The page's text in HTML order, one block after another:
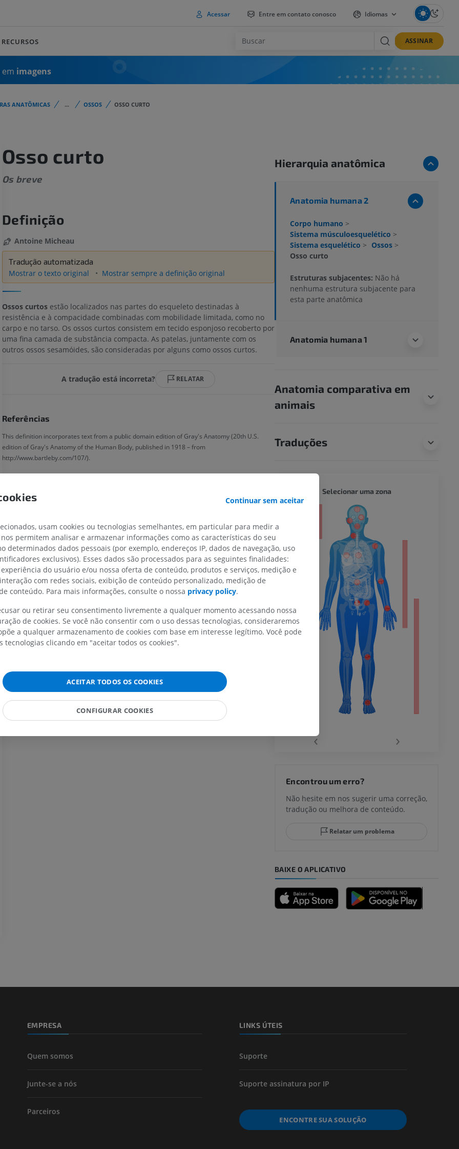
Acessar Entre em contato conosco Idiomas
RECURSOS ASSINAR
imagens
ANATÔMICAS ... OSSOS OSSO CURTO
Osso curto
Os breve
Definição
Antoine Micheau
Tradução automatizada
Mostrar o texto original
Mostrar sempre a definição original
Ossos curtosestão localizados nas partes do esqueleto destinadas à
resistência e à compacidade combinadas com mobilidade limitada, como no
carpo e no tarso. Os ossos curtos consistem em tecido esponjoso recoberto por
uma fina camada de substância compacta. As patelas, juntamente com os
outros ossos sesamóides, são consideradas por alguns como ossos curtos.
A tradução está incorreta? RELATAR
Referências
This definition incorporates text from a public domain edition of Gray's Anatomy (20th U.S.
edition of Gray's Anatomy of the Human Body, published in 1918 – from
http://www.bartleby.com/107/).
Hierarquia anatômica
Anatomia humana 2
Corpo humano >
Sistema músculoesquelético >
Sistema esquelético > Ossos >
Osso curto
Estruturas subjacentes: Não há
nenhuma estrutura subjacente para
esta parte anatômica
Anatomia humana 1
Anatomia comparativa em
animais
Traduções
IRM
PREMIUM
IRM do ombro
IRM
PREMIUM
IRM do carpo
IRM
PREMIUM
IRM
IRM
Ilustrações
PREMIUM
Radiografias do membro
inferior
Radiografias
GRÁTIS
IRM do membro inferior
IRM
Ressonância magnética do
PREMIUM
IRM
TC
Arteriografia dos membros
Selecionar uma zona
‹ ›
Encontrou um erro?
Não hesite em nos sugerir uma correção,
tradução ou melhora de conteúdo.
Relatar um problema
BAIXE O APLICATIVO
EMPRESA
Quem somos
Junte-se a nós
Parceiros
LINKS ÚTEIS
Suporte
Suporte assinatura por IP
ENCONTRE SUA SOLUÇÃO
Continuar sem aceitar
usam cookies ou tecnologias semelhantes, em particular para medir a
permitem analisar e armazenar informações como as características do seu
determinados dados pessoais (por exemplo, endereços IP, dados de navegação, uso
exclusivos). Esses dados são processados para as seguintes finalidades:
do usuário e/ou nossa oferta de conteúdo, produtos e serviços, medição e
com redes sociais, exibição de conteúdo personalizado, medição de
conteúdo. Para mais informações, consulte o nossa privacy policy.
ou retirar seu consentimento livremente a qualquer momento acessando nossa
de cookies. Se você não consentir com o uso dessas tecnologias, consideraremos
a qualquer armazenamento de cookies com base em interesse legítimo. Você pode
tecnologias clicando em "aceitar todos os cookies".
ACEITAR TODOS OS COOKIES
CONFIGURAR COOKIES